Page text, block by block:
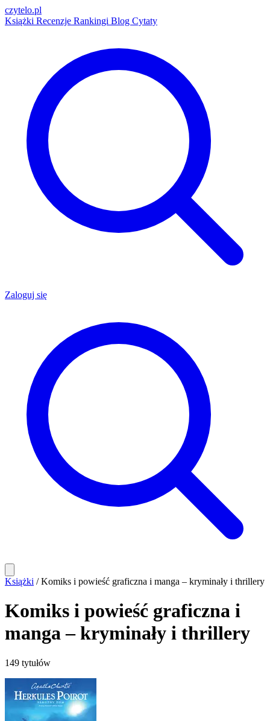
czytelo.pl
Książki Recenzje Rankingi Blog Cytaty
Zaloguj się
Książki / Komiks i powieść graficzna i manga – kryminały i thrillery
Komiks i powieść graficzna i
manga – kryminały i thrillery
149 tytułów